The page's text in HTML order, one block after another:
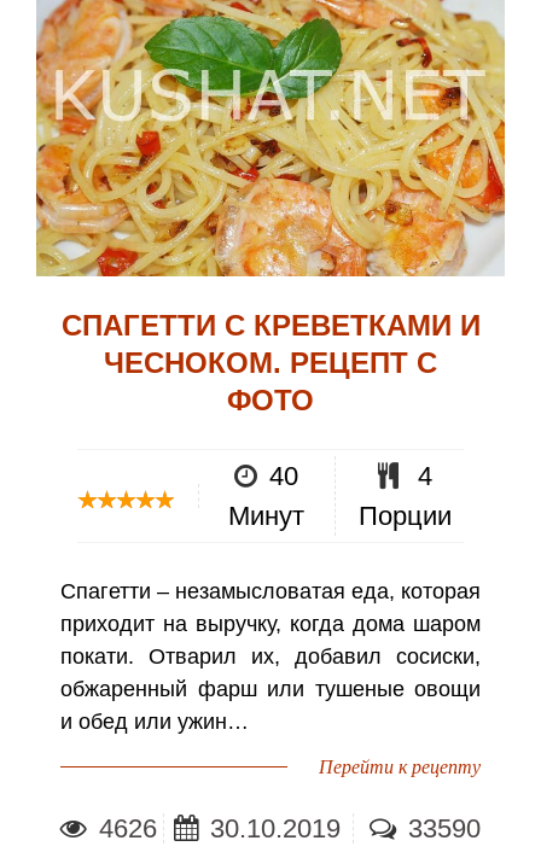
СПАГЕТТИ С КРЕВЕТКАМИ И
ЧЕСНОКОМ. РЕЦЕПТ С
ФОТО
40
Минут
4
Порции
Спагетти – незамысловатая еда, которая
приходит на выручку, когда дома шаром
покати. Отварил их, добавил сосиски,
обжаренный фарш или тушеные овощи
и обед или ужин…
Перейти к рецепту
4626 30.10.2019 33590